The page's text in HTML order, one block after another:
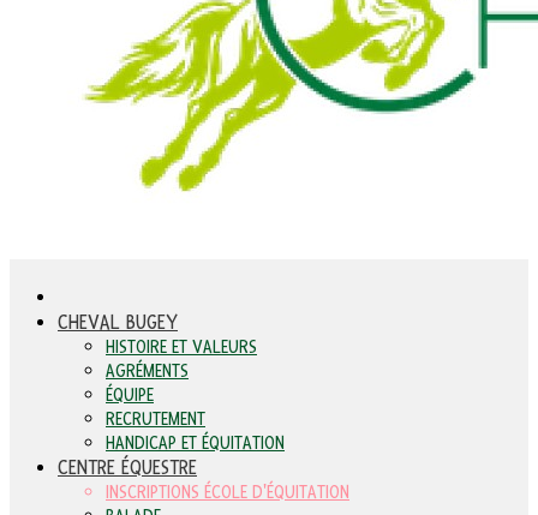
CHEVAL BUGEY
HISTOIRE ET VALEURS
AGRÉMENTS
ÉQUIPE
RECRUTEMENT
HANDICAP ET ÉQUITATION
CENTRE ÉQUESTRE
INSCRIPTIONS ÉCOLE D'ÉQUITATION